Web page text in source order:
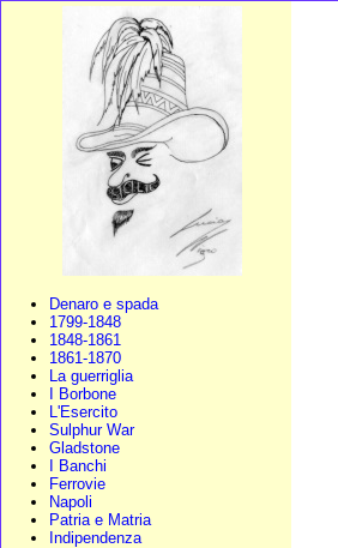
Denaro e spada
1799-1848
1848-1861
1861-1870
La guerriglia
I Borbone
L'Esercito
Sulphur War
Gladstone
I Banchi
Ferrovie
Napoli
Patria e Matria
Indipendenza